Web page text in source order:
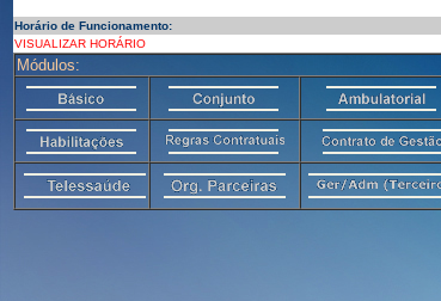
Horário de Funcionamento:
VISUALIZAR HORÁRIO
Módulos: